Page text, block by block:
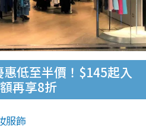
低至半價！$145起入
再享8折
服飾